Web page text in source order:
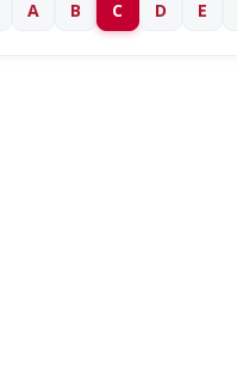
A B C D E